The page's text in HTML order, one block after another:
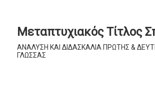
Μεταπτυχιακός Τίτλος
ΑΝΑΛΥΣΗ ΚΑΙ ΔΙΔΑΣΚΑΛΙΑ ΠΡΩΤΗΣ &
ΓΛΩΣΣΑΣ